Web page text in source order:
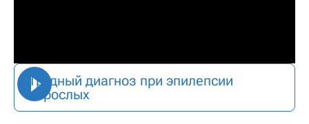
Трудный диагноз при эпилепсии
взрослых